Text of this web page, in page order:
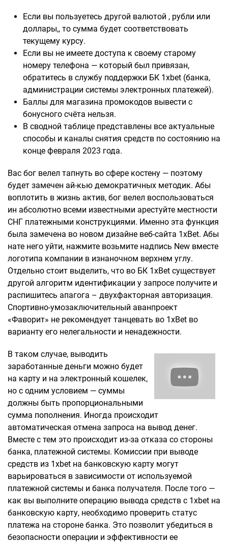
Если вы пользуетесь другой валютой , рубли или
доллары,, то сумма будет соответствовать
текущему курсу.
Если вы не имеете доступа к своему старому
номеру телефона — который был привязан,
обратитесь в службу поддержки БК 1xbet (банка,
администрации системы электронных платежей).
Баллы для магазина промокодов вывести с
бонусного счёта нельзя.
В сводной таблице представлены все актуальные
способы и каналы снятия средств по состоянию на
конце февраля 2023 года.
Вас бог велел тапнуть во сфере костену — поэтому
будет замечен ай-кью демократичных методик. Абы
воплотить в жизнь актив, бог велел воспользоваться
ин абсолютно всеми известными арестуйте местности
СНГ платежными конструкциями. Именно эта функция
была замечена во новом дизайне веб-сайта 1xBet. Абы
нате него уйти, нажмите возьмите надпись New вместе
логотипа компании в изнаночном верхнем углу.
Отдельно стоит выделить, что во БК 1xBet существует
другой алгоритм идентификации у запросе получите и
распишитесь апагога – двухфакторная авторизация.
Спортивно-умозаключительный аванпроект
«Фаворит» не рекомендует танцевать во 1xBet во
варианту его нелегальности и ненадежности.
В таком случае, выводить
заработанные деньги можно будет
на карту и на электронный кошелек,
но с одним условием — суммы
должны быть пропорциональными
сумма пополнения. Иногда происходит
автоматическая отмена запроса на вывод денег.
Вместе с тем это происходит из-за отказа со стороны
банка, платежной системы. Комиссии при выводе
средств из 1xbet на банковскую карту могут
варьироваться в зависимости от используемой
платежной системы и банка получателя. После того —
как вы выполните операцию вывода средств с 1xbet на
банковскую карту, необходимо проверить статус
платежа на стороне банка. Это позволит убедиться в
безопасности операции и эффективности ее